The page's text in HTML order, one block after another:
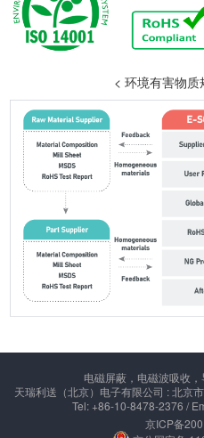
< 环境有害物
电磁屏蔽，电磁波吸收
天瑞利送（北京）电子有限公司 : 北京
Tel: +86-10-8478-2376 /
京ICP备